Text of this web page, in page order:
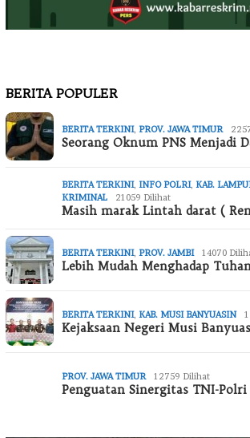
BERITA POPULER
BERITA TERKINI, PROV. JAWA TIMUR
Seorang Oknum PNS Menjadi
BERITA TERKINI, INFO POLRI, KAB.
KRIMINAL
21059 Dilihat
Masih marak Lintah darat (
BERITA TERKINI, PROV. JAMBI 14070
Lebih Mudah Menghadap
BERITA TERKINI, KAB. MUSI BANYUASIN
Kejaksaan Negeri Musi
PROV. JAWA TIMUR 12759 Dilihat
Penguatan Sinergitas TNI-Polri